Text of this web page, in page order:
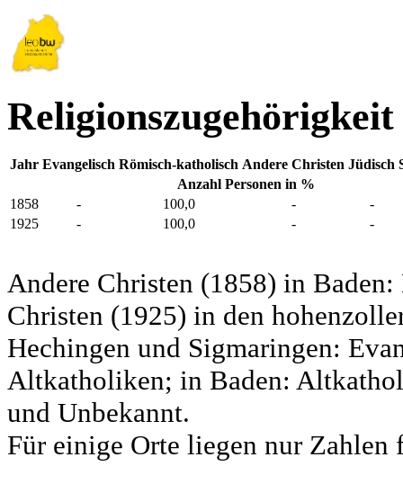
Jahr Evangelisch Römisch-katholisch Andere Christen Jüdisch
Anzahl Personen in %
1858
- 100,0 -
-
1925
- 100,0 - -
Andere Christen (1858) in
Christen (1925) in den
Hechingen und Sigmaringen:
Altkatholiken; in Baden:
und Unbekannt.
Für einige Orte liegen nur Zahlen